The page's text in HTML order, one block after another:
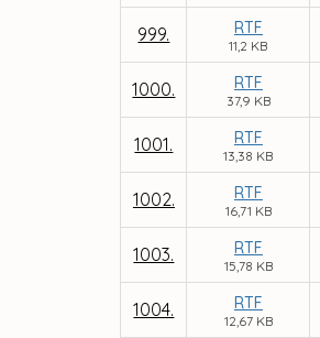
999. RTF
11,2 KB
1000. RTF
37,9 KB
1001. RTF
13,38 KB
1002. RTF
16,71 KB
1003. RTF
15,78 KB
1004. RTF
12,67 KB